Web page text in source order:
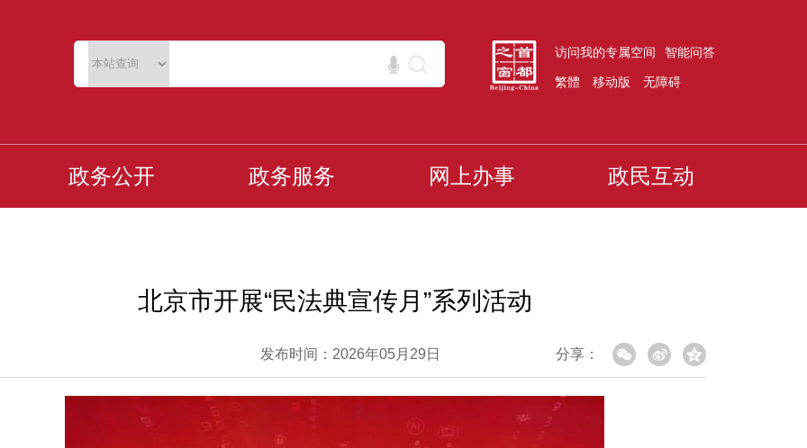
访问我的专属空间 智能问答
繁體 移动版 无障碍
政务公开 政务服务 网上办事 政民互动
北京市开展“民法典宣传月”系列活动
发布时间：2026年05月29日 分享：